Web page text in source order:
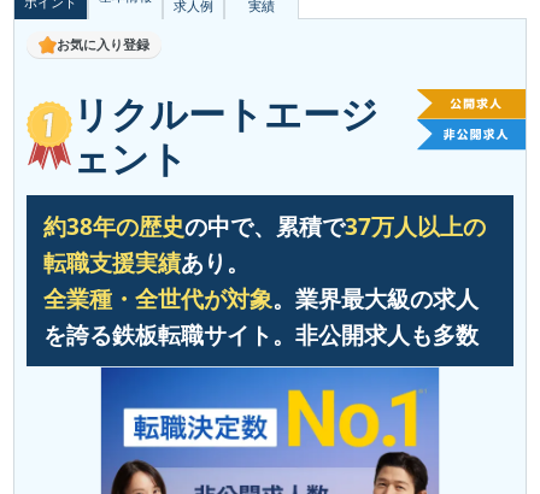
求人例
実績
お気に入り登録
リクルートエージ
ェント
約38年の歴史の中で、累積で37万人以上の
転職支援実績あり。
全業種・全世代が対象。業界最大級の求人
を誇る鉄板転職サイト。非公開求人も多数